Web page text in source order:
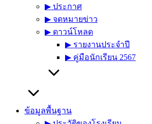
▶︎ ประกาศ
▶︎ จดหมายข่าว
▶︎ ดาวน์โหลด
▶︎ รายงานประจำปี
▶︎ คู่มือนักเรียน 2567
ข้อมูลพื้นฐาน